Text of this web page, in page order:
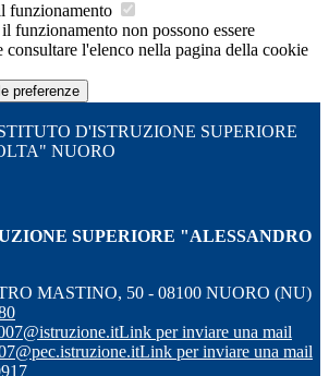
funzionamento
funzionamento non possono essere
l'elenco nella pagina della cookie
preferenze
D'ISTRUZIONE SUPERIORE
NUORO
SUPERIORE "ALESSANDRO
MASTINO, 50 - 08100 NUORO (NU)
Link per inviare una mail
Link per inviare una mail